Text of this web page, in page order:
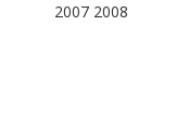
2007 2008